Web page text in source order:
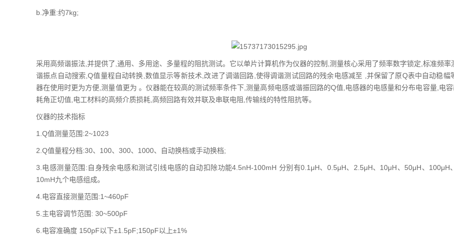
b.净重:约7kg;
采用高频谐振法,并提供了,通用、多用途、多量程的阻抗测试。它以单片计算机作为仪器的控制,测量核心采用了频率数字锁定,标准频率
谐振点自动搜索,Q值量程自动转换,数值显示等新技术,改进了调谐回路,使得调谐测试回路的残余电感减至 ,并保留了原Q表中自动稳幅
器在使用时更为方便,测量值更为 。仪器能在较高的测试频率条件下,测量高频电感或谐振回路的Q值,电感器的电感量和分布电容量,电
耗角正切值,电工材料的高频介质损耗,高频回路有效并联及串联电阻,传输线的特性阻抗等。
仪器的技术指标
1.Q值测量范围:2~1023
2.Q值量程分档:30、100、300、1000、自动换档或手动换档;
3.电感测量范围:自身残余电感和测试引线电感的自动扣除功能4.5nH-100mH 分别有0.1μH、0.5μH、2.5μH、10μH、50μH、100μH
10mH九个电感组成。
4.电容直接测量范围:1~460pF
5.主电容调节范围: 30~500pF
6.电容准确度 150pF以下±1.5pF;150pF以上±1%